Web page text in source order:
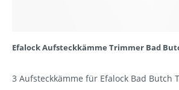
Efalock Aufsteckkämme Trimmer Bad
3 Aufsteckkämme für Efalock Bad Butch